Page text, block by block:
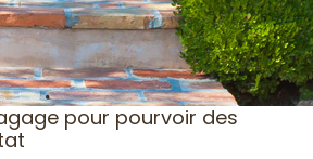
pour pourvoir des